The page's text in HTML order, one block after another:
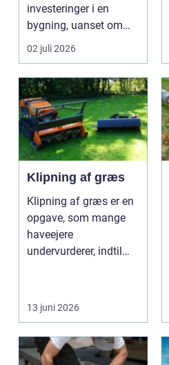
investeringer i en
bygning, uanset om
der er tale om bolig...
02 juli 2026
Klipning af græs
Klipning af græs er en
opgave, som mange
haveejere
undervurderer, indtil
13 juni 2026